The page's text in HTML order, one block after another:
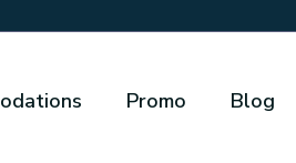
Promo Blog